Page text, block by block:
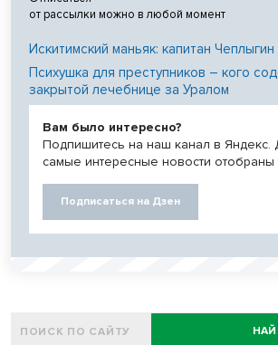
от рассылки можно в любой момент
Искитимский маньяк: капитан
Психушка для преступников – кого
закрытой лечебнице за Уралом
Вам было интересно?
Подпишитесь на наш канал в Яндекс.
самые интересные новости отобраны
Подписаться на Дзен